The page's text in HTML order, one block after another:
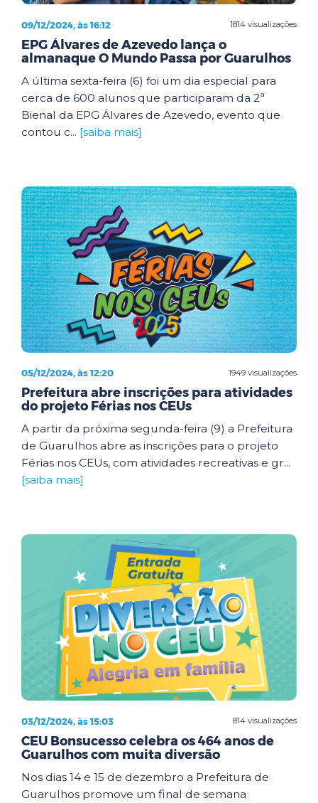
1814 visualizações
09/12/2024, às 16:12
EPG Álvares de Azevedo lança o
almanaque O Mundo Passa por Guarulhos
A última sexta-feira (6) foi um dia especial para
cerca de 600 alunos que participaram da 2ª
Bienal da EPG Álvares de Azevedo, evento que
contou c... [saiba mais]
1949 visualizações
05/12/2024, às 12:20
Prefeitura abre inscrições para atividades
do projeto Férias nos CEUs
A partir da próxima segunda-feira (9) a Prefeitura
de Guarulhos abre as inscrições para o projeto
Férias nos CEUs, com atividades recreativas e gr...
[saiba mais]
814 visualizações
03/12/2024, às 15:03
CEU Bonsucesso celebra os 464 anos de
Guarulhos com muita diversão
Nos dias 14 e 15 de dezembro a Prefeitura de
Guarulhos promove um final de semana